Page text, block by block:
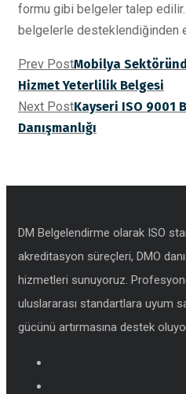
formu gibi belgeler talep edilir.
belgelerle desteklendiğinden
Prev PostMobilya
Hizmet Yeterlilik Belgesi
Next PostKayseri ISO 9001
Danışmanlığı
DM Belgelendirme olarak ISO
akreditasyon süreçleri, DMO
hizmetleri sunuyoruz.
uluslararası standartlara uyum
gücünü artırmasına destek